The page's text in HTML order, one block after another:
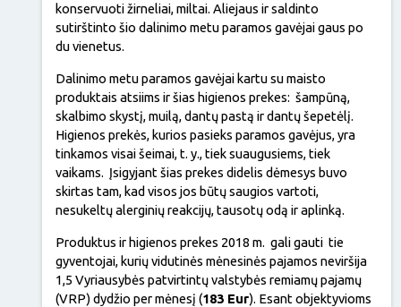
konservuoti žirneliai, miltai. Aliejaus ir saldinto
sutirštinto šio dalinimo metu paramos gavėjai gaus po
du vienetus.
Dalinimo metu paramos gavėjai kartu su maisto
produktais atsiims ir šias higienos prekes: šampūną,
skalbimo skystį, muilą, dantų pastą ir dantų šepetėlį.
Higienos prekės, kurios pasieks paramos gavėjus, yra
tinkamos visai šeimai, t. y., tiek suaugusiems, tiek
vaikams. Įsigyjant šias prekes didelis dėmesys buvo
skirtas tam, kad visos jos būtų saugios vartoti,
nesukeltų alerginių reakcijų, tausotų odą ir aplinką.
Produktus ir higienos prekes 2018 m. gali gauti tie
gyventojai, kurių vidutinės mėnesinės pajamos neviršija
1,5 Vyriausybės patvirtintų valstybės remiamų pajamų
(VRP) dydžio per mėnesį (183 Eur). Esant objektyvioms